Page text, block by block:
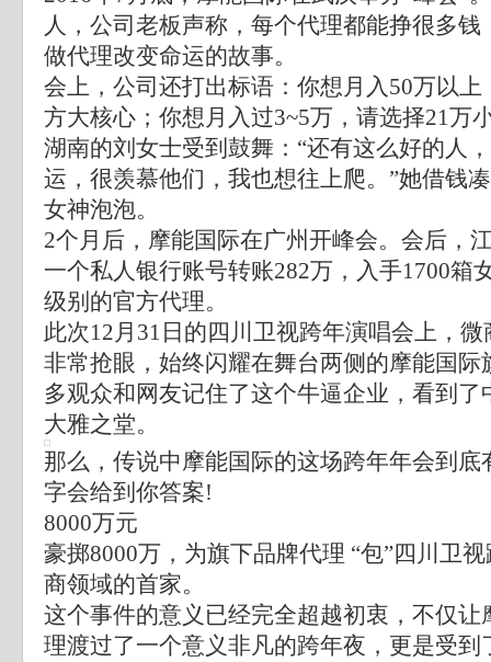
人，公司老板声称，每个代理都能挣很多
做代理改变命运的故事。
会上，公司还打出标语：你想月入50万以上
方大核心；你想月入过3~5万，请选择21
湖南的刘女士受到鼓舞：“还有这么好的人
运，很羡慕他们，我也想往上爬。”她借钱
女神泡泡。
2个月后，摩能国际在广州开峰会。会后，
一个私人银行账号转账282万，入手1700箱
级别的官方代理。
此次12月31日的四川卫视跨年演唱会上，
非常抢眼，始终闪耀在舞台两侧的摩能国际
多观众和网友记住了这个牛逼企业，看到了
大雅之堂。
那么，传说中摩能国际的这场跨年年会到底
字会给到你答案!
8000万元
豪掷8000万，为旗下品牌代理 “包”四川卫
商领域的首家。
这个事件的意义已经完全超越初衷，不仅让
理渡过了一个意义非凡的跨年夜，更是受到